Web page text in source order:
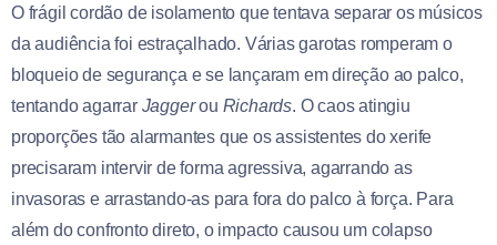
O frágil cordão de isolamento que tentava separar os músicos
da audiência foi estraçalhado. Várias garotas romperam o
bloqueio de segurança e se lançaram em direção ao palco,
tentando agarrar Jaggerou Richards. O caos atingiu
proporções tão alarmantes que os assistentes do xerife
precisaram intervir de forma agressiva, agarrando as
invasoras e arrastando-as para fora do palco à força. Para
além do confronto direto, o impacto causou um colapso